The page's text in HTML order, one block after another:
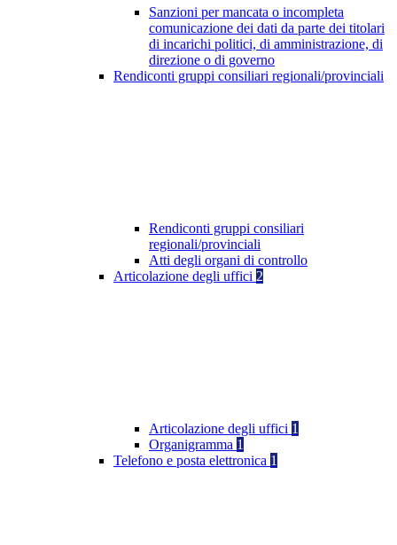
Sanzioni per mancata o incompleta
comunicazione dei dati da parte dei titolari
di incarichi politici, di amministrazione, di
direzione o di governo
Rendiconti gruppi consiliari regionali/provinciali
Rendiconti gruppi consiliari
regionali/provinciali
Atti degli organi di controllo
Articolazione degli uffici 2
Articolazione degli uffici 1
Organigramma 1
Telefono e posta elettronica 1